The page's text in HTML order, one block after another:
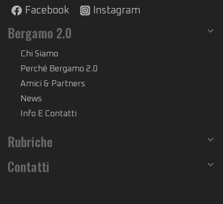
Facebook Instagram
Bergamo 2.0
Chi Siamo
Perché Bergamo 2.0
Amici & Partners
News
Info E Contatti
Rubriche
Contatti